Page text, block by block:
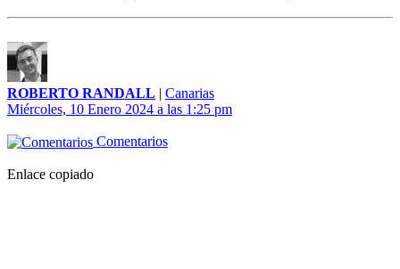
ROBERTO RANDALL | Canarias
Miércoles, 10 Enero 2024 a las 1:25 pm
Comentarios
Enlace copiado